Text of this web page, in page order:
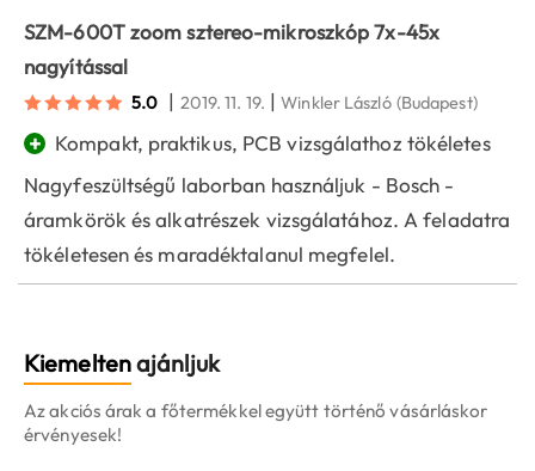
SZM-600T zoom sztereo-mikroszkóp 7x-45x
nagyítással
5.0 | 2019. 11. 19. |Winkler László (Budapest)
+
Kompakt, praktikus, PCB vizsgálathoz tökéletes
Nagyfeszültségű laborban használjuk - Bosch -
áramkörök és alkatrészek vizsgálatához. A feladatra
tökéletesen és maradéktalanul megfelel.
Kiemeltenajánljuk
Az akciós árak a főtermékkel együtt történő vásárláskor
érvényesek!